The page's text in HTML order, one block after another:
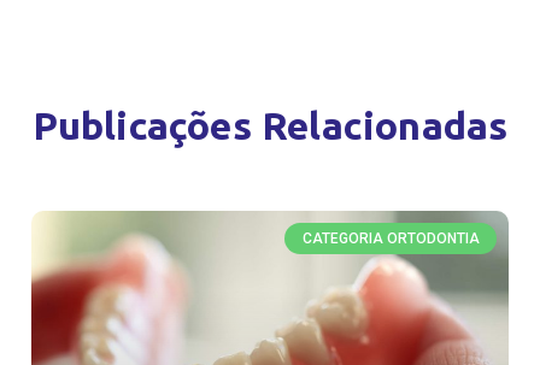
Publicações Relacionadas
CATEGORIA ORTODONTIA